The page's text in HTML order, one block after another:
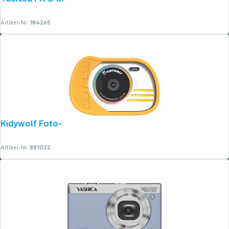
Artikel-Nr.:184265
Artikel-Nr.:881022